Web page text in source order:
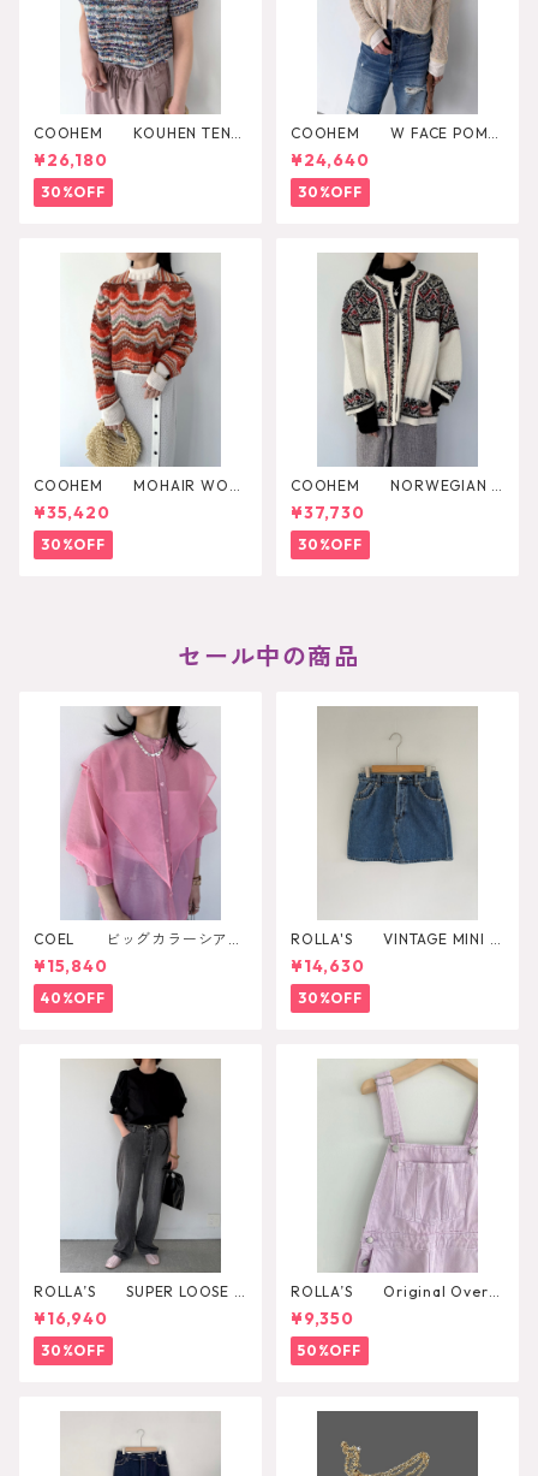
COOHEM KOUHEN TENJI
KU KNIT PULLOVER
¥26,180
30%OFF
COOHEM W FACE POMP
ON KNIT CARDIGAN
¥24,640
30%OFF
COOHEM MOHAIR WOO
L MULTI BORDER KNIT
¥35,420
30%OFF
COOHEM NORWEGIAN K
NIT CARDIGAN
¥37,730
30%OFF
セール中の商品
COEL ビッグカラーシアー
シャツ
¥15,840
40%OFF
ROLLA'S VINTAGE MINI D
AZZLER
¥14,630
30%OFF
ROLLA’S SUPER LOOSE B
LACK STONE
¥16,940
30%OFF
ROLLA’S Original Overal
l¥9,350
50%OFF